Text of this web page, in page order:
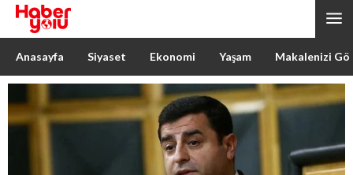
Anasayfa Siyaset Ekonomi Yaşam Makalenizi